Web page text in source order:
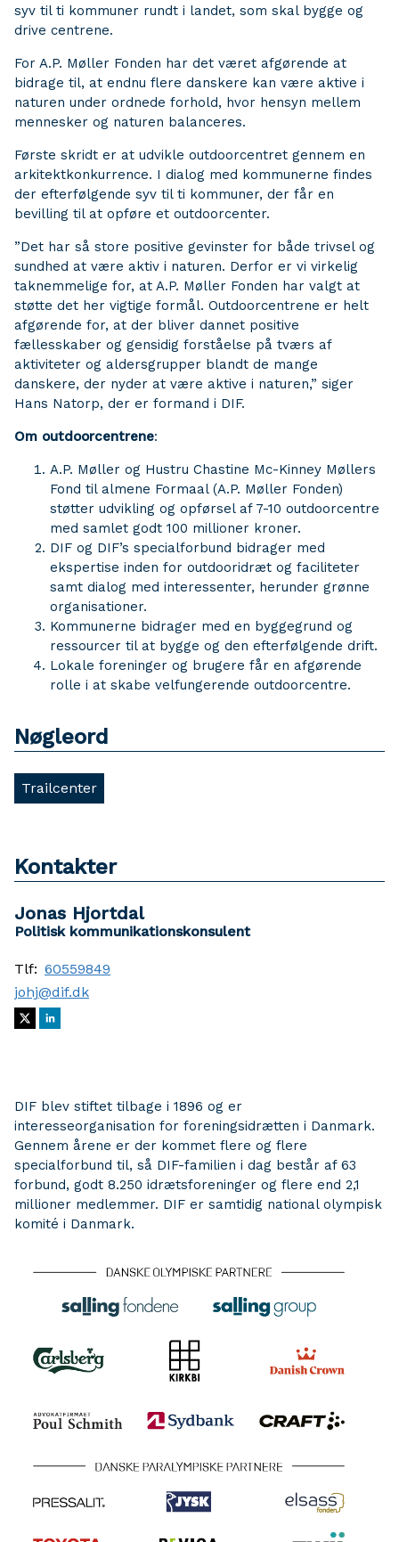
syv til ti kommuner rundt i landet, som skal bygge og
drive centrene.
For A.P. Møller Fonden har det været afgørende at
bidrage til, at endnu flere danskere kan være aktive i
naturen under ordnede forhold, hvor hensyn mellem
mennesker og naturen balanceres.
Første skridt er at udvikle outdoorcentret gennem en
arkitektkonkurrence. I dialog med kommunerne findes
der efterfølgende syv til ti kommuner, der får en
bevilling til at opføre et outdoorcenter.
”Det har så store positive gevinster for både trivsel og
sundhed at være aktiv i naturen. Derfor er vi virkelig
taknemmelige for, at A.P. Møller Fonden har valgt at
støtte det her vigtige formål. Outdoorcentrene er helt
afgørende for, at der bliver dannet positive
fællesskaber og gensidig forståelse på tværs af
aktiviteter og aldersgrupper blandt de mange
danskere, der nyder at være aktive i naturen,” siger
Hans Natorp, der er formand i DIF.
Om outdoorcentrene:
A.P. Møller og Hustru Chastine Mc-Kinney Møllers
Fond til almene Formaal (A.P. Møller Fonden)
støtter udvikling og opførsel af 7-10 outdoorcentre
med samlet godt 100 millioner kroner.
DIF og DIF’s specialforbund bidrager med
ekspertise inden for outdooridræt og faciliteter
samt dialog med interessenter, herunder grønne
organisationer.
Kommunerne bidrager med en byggegrund og
ressourcer til at bygge og den efterfølgende drift.
Lokale foreninger og brugere får en afgørende
rolle i at skabe velfungerende outdoorcentre.
Nøgleord
Trailcenter
Kontakter
Jonas Hjortdal
Politisk kommunikationskonsulent
Tlf: 60559849
johj@dif.dk
DIF blev stiftet tilbage i 1896 og er
interesseorganisation for foreningsidrætten i Danmark.
Gennem årene er der kommet flere og flere
specialforbund til, så DIF-familien i dag består af 63
forbund, godt 8.250 idrætsforeninger og flere end 2,1
millioner medlemmer. DIF er samtidig national olympisk
komité i Danmark.